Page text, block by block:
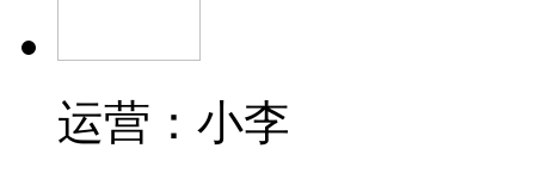
运营：小李